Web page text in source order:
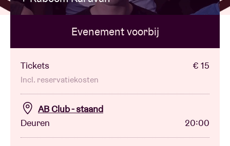
BRDCST
ABtv
Concertcheque
Evenement voorbij
Tickets € 15
Incl. reservatiekosten
AB Club - staand
Deuren
20:00